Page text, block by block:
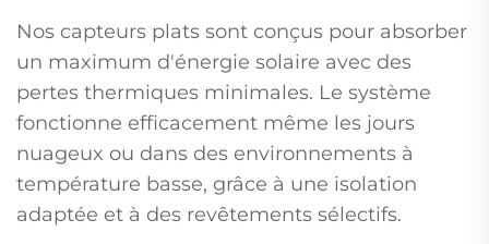
Nos capteurs plats sont conçus pour absorber
un maximum d'énergie solaire avec des
pertes thermiques minimales. Le système
fonctionne efficacement même les jours
nuageux ou dans des environnements à
température basse, grâce à une isolation
adaptée et à des revêtements sélectifs.